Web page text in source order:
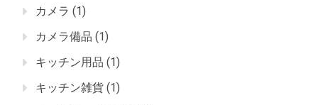
カメラ (1)
カメラ備品 (1)
キッチン用品 (1)
キッチン雑貨 (1)